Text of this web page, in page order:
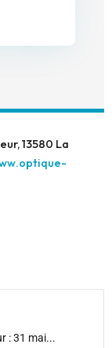
13580 La
: 31 mai...